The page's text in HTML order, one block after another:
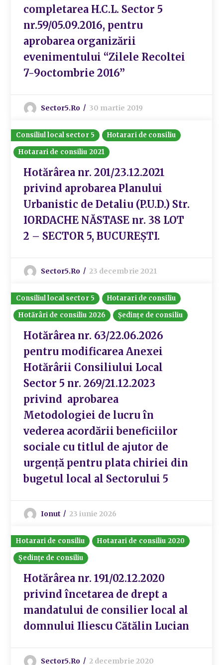
completarea H.C.L. Sector 5
nr.59/05.09.2016, pentru
aprobarea organizării
evenimentului “Zilele Recoltei
7-9octombrie 2016”
Sector5.ro 30 martie 2019
Consiliul local sector 5
Hotarari de consiliu
Hotarari de consiliu 2021
Hotărârea nr. 201/23.12.2021
privind aprobarea Planului
Urbanistic de Detaliu (P.U.D.) Str.
IORDACHE NĂSTASE nr. 38 LOT
2 – SECTOR 5, BUCUREȘTI.
Sector5.ro 23 decembrie 2021
Consiliul local sector 5
Hotarari de consiliu
Hotărâri de consiliu 2026
Ședințe de consiliu
Hotărârea nr. 63/22.06.2026
pentru modificarea Anexei
Hotărârii Consiliului Local
Sector 5 nr. 269/21.12.2023
privind aprobarea
Metodologiei de lucru în
vederea acordării beneficiilor
sociale cu titlul de ajutor de
urgență pentru plata chiriei din
bugetul local al Sectorului 5
Ionut 23 iunie 2026
Hotarari de consiliu
Hotarari de consiliu 2020
Ședințe de consiliu
Hotărârea nr. 191/02.12.2020
privind încetarea de drept a
mandatului de consilier local al
domnului Iliescu Cătălin Lucian
Sector5.ro 2 decembrie 2020